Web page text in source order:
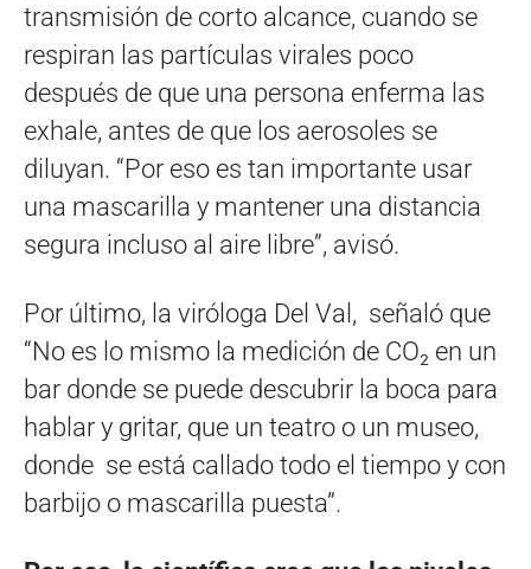
transmisión de corto alcance, cuando se
respiran las partículas virales poco
después de que una persona enferma las
exhale, antes de que los aerosoles se
diluyan. “Por eso es tan importante usar
una mascarilla y mantener una distancia
segura incluso al aire libre”, avisó.
Por último, la viróloga Del Val, señaló que
“No es lo mismo la medición de CO₂ en un
bar donde se puede descubrir la boca para
hablar y gritar, que un teatro o un museo,
donde se está callado todo el tiempo y con
barbijo o mascarilla puesta”.